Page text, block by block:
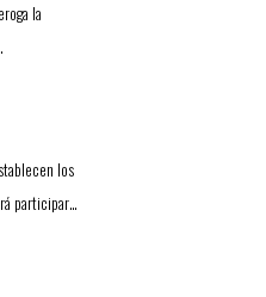
la
los
participar…